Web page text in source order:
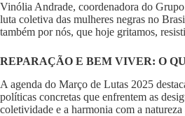
Vinólia Andrade, coordenadora do
luta coletiva das mulheres negras no
também por nós, que hoje gritamos,
REPARAÇÃO E BEM VIVER: O
A agenda do Março de Lutas 2025
políticas concretas que enfrentem as
coletividade e a harmonia com a